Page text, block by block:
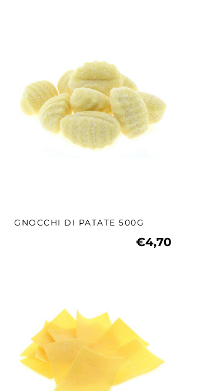
GNOCCHI DI PATATE 500G
€4,70